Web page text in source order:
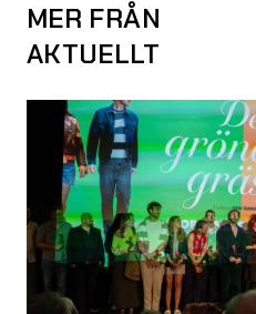
MER FRÅN
AKTUELLT